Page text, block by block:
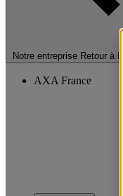
Notre entreprise Retour à
AXA France